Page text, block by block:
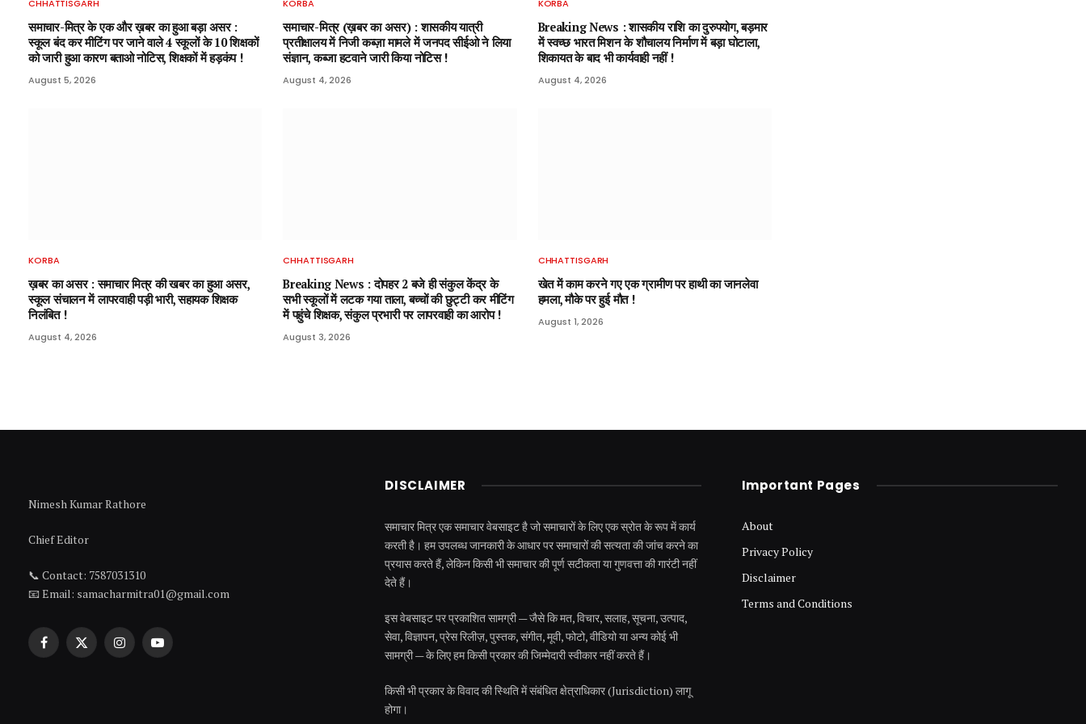
CHHATTISGARH
समाचार-मित्र के एक और ख़बर का हुआ बड़ा असर :
स्कूल बंद कर मीटिंग पर जाने वाले 4 स्कूलों के 10 शिक्षकों
को जारी हुआ कारण बताओ नोटिस, शिक्षकों में हड़कंप !
August 5, 2026
KORBA
समाचार-मित्र (ख़बर का असर) : शासकीय यात्री
प्रतीक्षालय में निजी कब्ज़ा मामले में जनपद सीईओ ने लिया
संज्ञान, कब्जा हटवाने जारी किया नोटिस !
August 4, 2026
KORBA
Breaking News : शासकीय राशि का दुरुपयोग, बड़मार
में स्वच्छ भारत मिशन के शौचालय निर्माण में बड़ा घोटाला,
शिकायत के बाद भी कार्यवाही नहीं !
August 4, 2026
KORBA
ख़बर का असर : समाचार मित्र की खबर का हुआ असर,
स्कूल संचालन में लापरवाही पड़ी भारी, सहायक शिक्षक
निलंबित !
August 4, 2026
CHHATTISGARH
Breaking News : दोपहर 2 बजे ही संकुल केंद्र के
सभी स्कूलों में लटक गया ताला, बच्चों की छुट्टी कर मीटिंग
में पहुंचे शिक्षक, संकुल प्रभारी पर लापरवाही का आरोप !
August 3, 2026
CHHATTISGARH
खेत में काम करने गए एक ग्रामीण पर हाथी का जानलेवा
हमला, मौके पर हुई मौत !
August 1, 2026
Nimesh Kumar Rathore
Chief Editor
📞 Contact: 7587031310
📧 Email: samacharmitra01@gmail.com
Facebook
X
InstagramYouTube
DISCLAIMER
समाचार मित्र एक समाचार वेबसाइट है जो समाचारों के लिए एक स्रोत के रूप में कार्य
करती है। हम उपलब्ध जानकारी के आधार पर समाचारों की सत्यता की जांच करने का
प्रयास करते हैं, लेकिन किसी भी समाचार की पूर्ण सटीकता या गुणवत्ता की गारंटी नहीं
देते हैं।
इस वेबसाइट पर प्रकाशित सामग्री — जैसे कि मत, विचार, सलाह, सूचना, उत्पाद,
सेवा, विज्ञापन, प्रेस रिलीज़, पुस्तक, संगीत, मूवी, फोटो, वीडियो या अन्य कोई भी
सामग्री — के लिए हम किसी प्रकार की जिम्मेदारी स्वीकार नहीं करते हैं।
किसी भी प्रकार के विवाद की स्थिति में संबंधित क्षेत्राधिकार (Jurisdiction) लागू
होगा।
Important Pages
About
Privacy Policy
Disclaimer
Terms and Conditions